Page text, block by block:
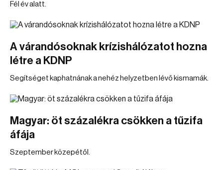
Fél év alatt.
A várandósoknak krízishálózatot hozna
létre a KDNP
Segítséget kaphatnának a nehéz helyzetben lévő kismamák.
Magyar: öt százalékra csökken a tűzifa
áfája
Szeptember közepétől.